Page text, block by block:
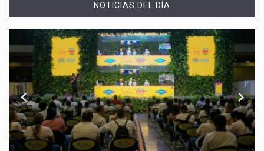
NOTICIAS DEL DÍA